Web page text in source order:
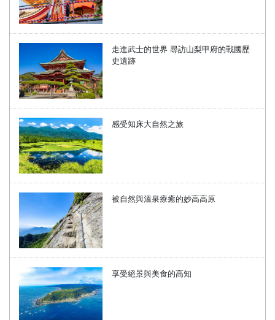
走進武士的世界 尋訪山梨甲府的戰國歷
史遺跡
感受知床大自然之旅
被自然與溫泉療癒的妙高高原
享受絕景與美食的高知